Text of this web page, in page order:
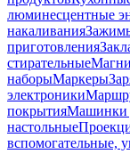
люминесцентные
накаливания
приготовления
стирательные
наборыМаркеры
электроники
покрытияМашинки
настольные
вспомогательные,